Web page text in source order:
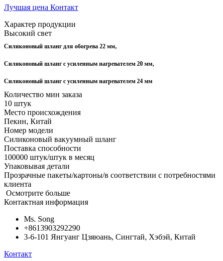
Лучшая цена Контакт
Характер продукции
Высокий свет
Силиконовый шланг для обогрева 22 мм,
Силиконовый шланг с усиленным нагревателем 20 мм,
Силиконовый шланг с усиленным нагревателем 24 мм
Количество мин заказа
10 штук
Место происхождения
Пекин, Китай
Номер модели
Силиконовый вакуумный шланг
Поставка способности
100000 штук/штук в месяц
Упаковывая детали
Прозрачные пакеты/картоны/в соответствии с потребностями
клиента
Осмотрите больше
Контактная информация
Ms. Song
+8613903292290
3-6-101 Янгуанг Цзяюань, Сингтай, Хэбэй, Китай
Контакт